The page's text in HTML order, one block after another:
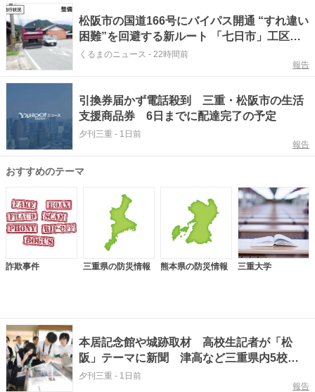
松阪市の国道166号にバイパス開通 “すれ違い
困難”を回避する新ルート 「七日市」工区が7
月17日に開通
くるまのニュース - 22時間前
報告
引換券届かず電話殺到 三重・松阪市の生活
支援商品券 6日までに配達完了の予定
夕刊三重 - 1日前
報告
おすすめのテーマ
詐欺事件 三重県の防災情報 熊本県の防災情報 三重大学
本居記念館や城跡取材 高校生記者が「松
阪」テーマに新聞 津高など三重県内5校合
同
夕刊三重 - 1日前
報告